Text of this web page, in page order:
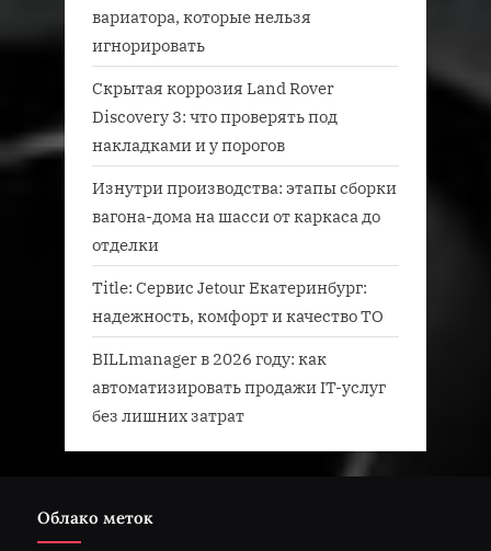
вариатора, которые нельзя
игнорировать
Скрытая коррозия Land Rover
Discovery 3: что проверять под
накладками и у порогов
Изнутри производства: этапы сборки
вагона-дома на шасси от каркаса до
отделки
Title: Сервис Jetour Екатеринбург:
надежность, комфорт и качество ТО
BILLmanager в 2026 году: как
автоматизировать продажи IT-услуг
без лишних затрат
Облако меток